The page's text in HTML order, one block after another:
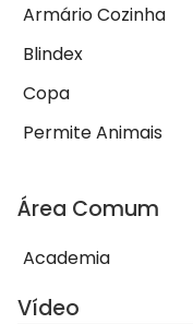
Armário Cozinha
Blindex
Copa
Permite Animais
Área Comum
Academia
Vídeo